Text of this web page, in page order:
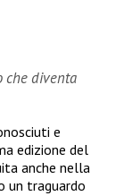
che diventa
e
edizione del
anche nella
un traguardo